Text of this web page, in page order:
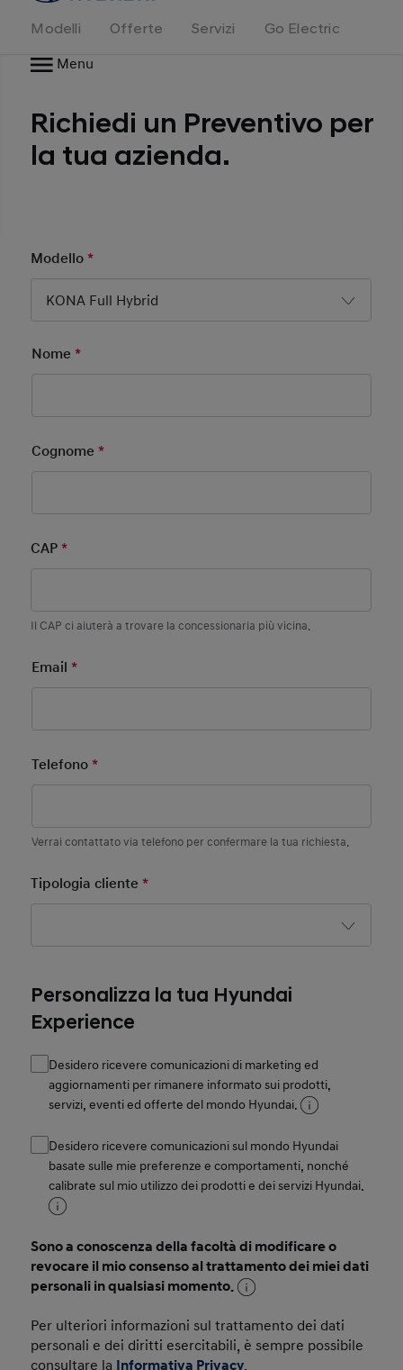
Modelli Offerte Servizi
Go Electric
Menu
Richiedi un Preventivo per
la tua azienda.
Modello*
KONA Full Hybrid
Nome *Mandatory Field
Cognome *Mandatory Field
CAP*
Il CAP ci aiuterà a trovare la concessionaria più vicina.
Email *Mandatory Field
Telefono *Mandatory Field
Verrai contattato via telefono per confermare la tua richiesta.
Tipologia cliente*
Personalizza la tua Hyundai
Experience
Desidero ricevere comunicazioni di marketing ed
aggiornamenti per rimanere informato sui prodotti,
servizi, eventi ed offerte del mondo Hyundai.
Desidero ricevere comunicazioni sul mondo Hyundai
basate sulle mie preferenze e comportamenti, nonché
calibrate sul mio utilizzo dei prodotti e dei servizi Hyundai.
Sono a conoscenza della facoltà di modificare o
revocare il mio consenso al trattamento dei miei dati
personali in qualsiasi momento.
Per ulteriori informazioni sul trattamento dei dati
personali e dei diritti esercitabili, è sempre possibile
consultare la Informativa Privacy.